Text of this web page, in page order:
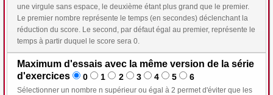
une virgule sans espace, le deuxième étant plus grand que le premier.
Le premier nombre représente le temps (en secondes) déclenchant la
réduction du score. Le second, par défaut égal au premier, représente le
temps à partir duquel le score sera 0.
Maximum d'essais avec la même version de la série
d'exercices
0 1 2 3 4 5 6
Sélectionner un nombre n supérieur ou égal à 2 permet d'éviter que les